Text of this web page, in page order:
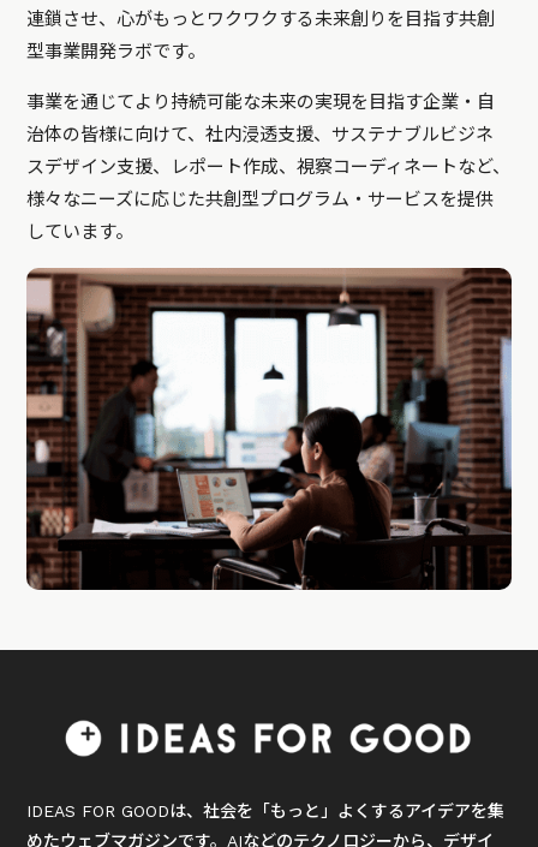
連鎖させ、心がもっとワクワクする未来創りを目指す共創
型事業開発ラボです。
事業を通じてより持続可能な未来の実現を目指す企業・自
治体の皆様に向けて、社内浸透支援、サステナブルビジネ
スデザイン支援、レポート作成、視察コーディネートなど、
様々なニーズに応じた共創型プログラム・サービスを提供
しています。
IDEAS FOR GOODは、社会を「もっと」よくするアイデアを集
めたウェブマガジンです。AIなどのテクノロジーから、デザイ